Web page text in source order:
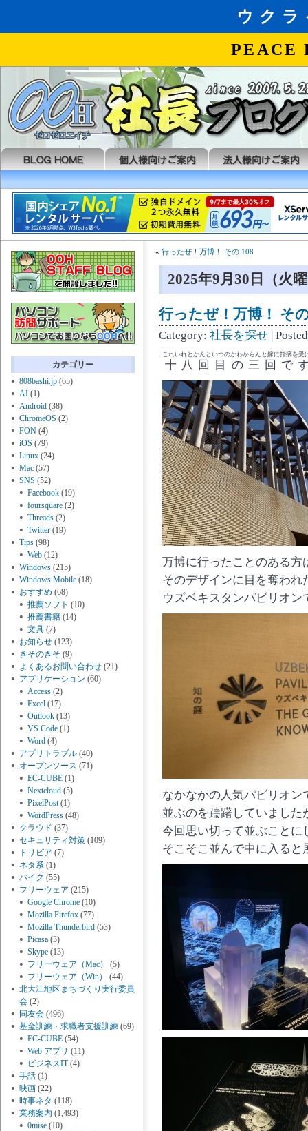
カテゴリー
808bashi.jp (65)
AI (1)
Android (38)
ChromeOS (2)
FON (4)
iOS (79)
Linux (24)
Mac (57)
SNS (52)
Facebook (19)
foursquare (2)
Threads (2)
Twitter (19)
Tips (98)
Web (12)
Windows (215)
Windows Mobile (18)
おすすめ (68)
推薦ソフト (10)
推薦書籍 (14)
文具 (7)
お知らせ (123)
きそのきそ (9)
よくあるお問い合わせ (21)
アプリケーション (60)
Access (2)
Excel (17)
Outlook (13)
VS Code (1)
Word (4)
アプリトラブル (40)
オープンソース (71)
EC-CUBE (1)
Nextcloud (5)
PixelPost(1)
WordPress (48)
クラウド (37)
セキュリティ対策 (109)
トリビア (7)
ネタ系 (1)
バイク (55)
フリーウェア (215)
Google Chrome (10)
Mozilla Firefox (77)
Mozilla Thunderbird (53)
Picasa (3)
Skype (13)
フリーウェア（Mac）
(5)
フリーウェア（Win）
(44)
北大江地区まちづくり実行委員
会 (2)
同友会 (496)
基金訓練・求職者支援訓練 (69)
EC-CUBE (54)
Web アプリ (11)
ビジネスIT(4)
手話 (1)
映画 (22)
時事ネタ (118)
業務案内 (1,493)
0mise (10)
« 行ったぜ！万博！ その 108
2025年9月30日（火
行ったぜ！万博！ そ
Category: 社長を探せ |
十八回目の三回で
これいれとかんといつのかわからんと嫁に指摘を受
万博に行ったことのある方
そのデザインに目を奪われ
ウズベキスタンパビリオン
なかなかの人気パビリオン
並ぶのを躊躇していました
今回思い切って並ぶことに
そこそこ並んで中に入ると